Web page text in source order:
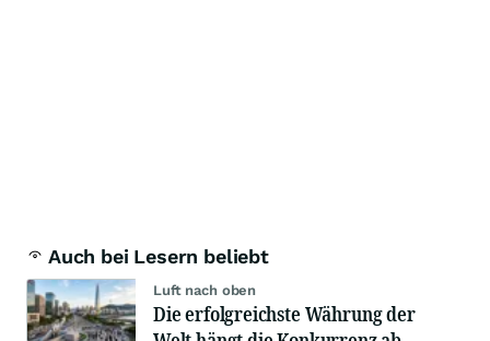
Auch bei Lesern beliebt
Luft nach oben
Die erfolgreichste Währung der